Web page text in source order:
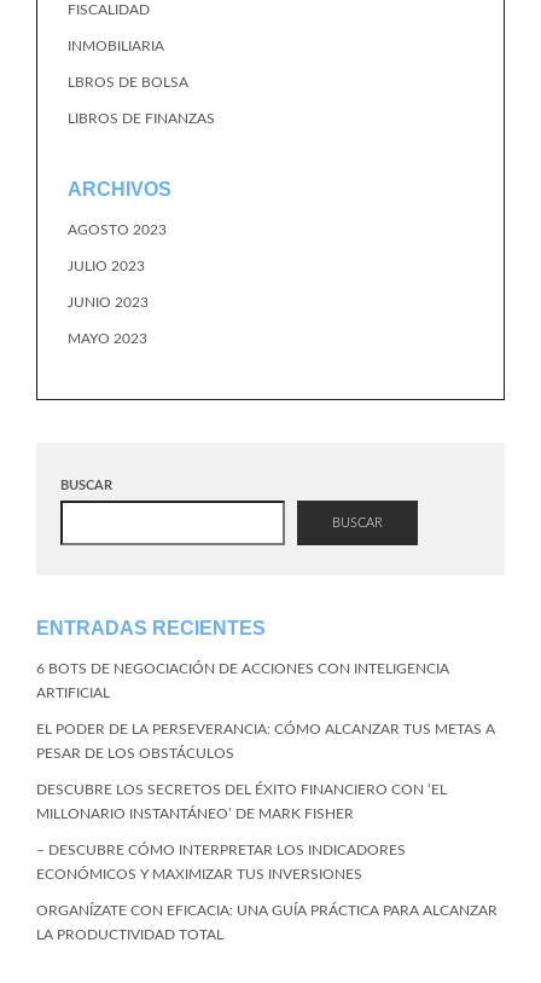
FISCALIDAD
INMOBILIARIA
LBROS DE BOLSA
LIBROS DE FINANZAS
ARCHIVOS
AGOSTO 2023
JULIO 2023
JUNIO 2023
MAYO 2023
BUSCAR
BUSCAR
ENTRADAS RECIENTES
6 BOTS DE NEGOCIACIÓN DE ACCIONES CON INTELIGENCIA
ARTIFICIAL
EL PODER DE LA PERSEVERANCIA: CÓMO ALCANZAR TUS METAS A
PESAR DE LOS OBSTÁCULOS
DESCUBRE LOS SECRETOS DEL ÉXITO FINANCIERO CON ‘EL
MILLONARIO INSTANTÁNEO’ DE MARK FISHER
– DESCUBRE CÓMO INTERPRETAR LOS INDICADORES
ECONÓMICOS Y MAXIMIZAR TUS INVERSIONES
ORGANÍZATE CON EFICACIA: UNA GUÍA PRÁCTICA PARA ALCANZAR
LA PRODUCTIVIDAD TOTAL